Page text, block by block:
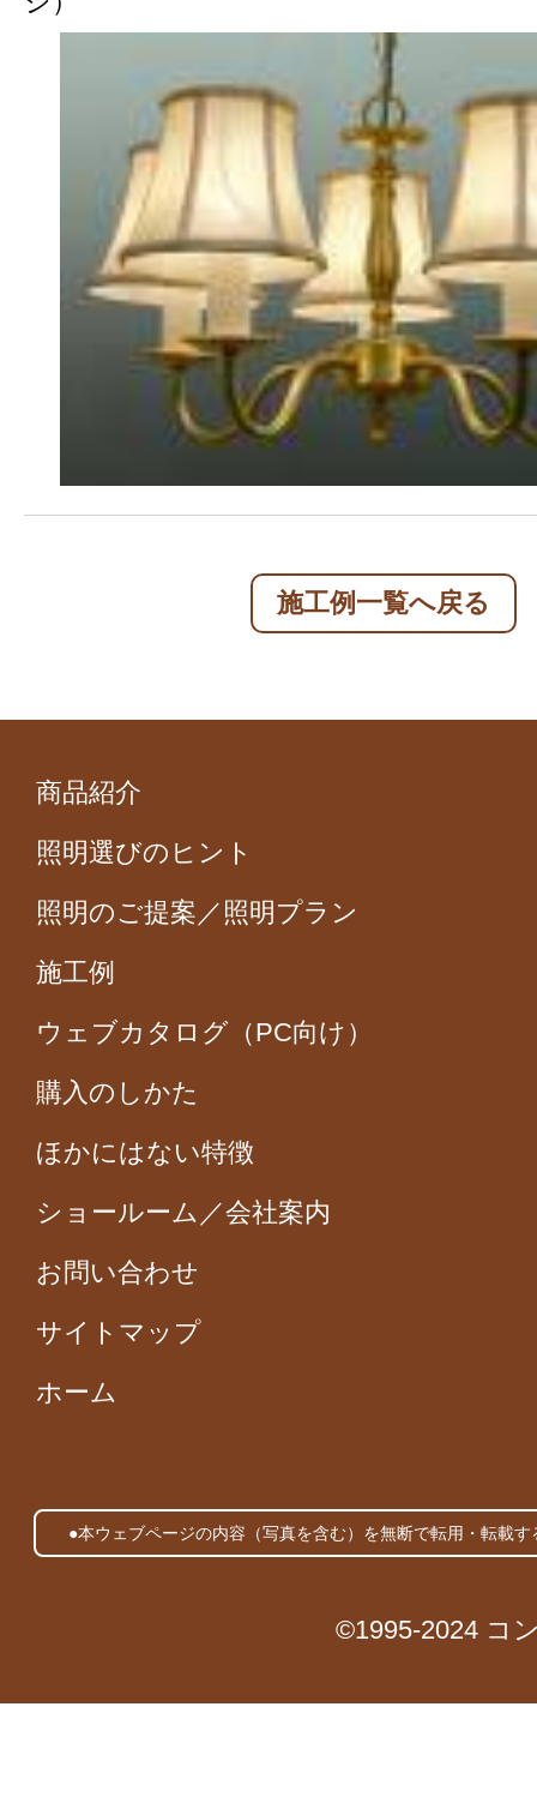
施工例一覧へ戻る
商品紹介
照明選びのヒント
照明のご提案／照明プラン
施工例
ウェブカタログ（PC向け）
購入のしかた
ほかにはない特徴
ショールーム／会社案内
お問い合わせ
サイトマップ
ホーム
●本ウェブページの内容（写真を含む）を無断で転用・転載
©1995-2024 コ